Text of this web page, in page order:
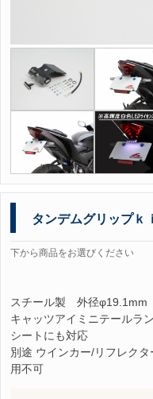
タンデムグリップｋ
下から商品をお選びください
スチール製 外径φ19.1mm
キャッツアイミニテールラ
シートにも対応
別途 ウインカー/リフレク
用不可